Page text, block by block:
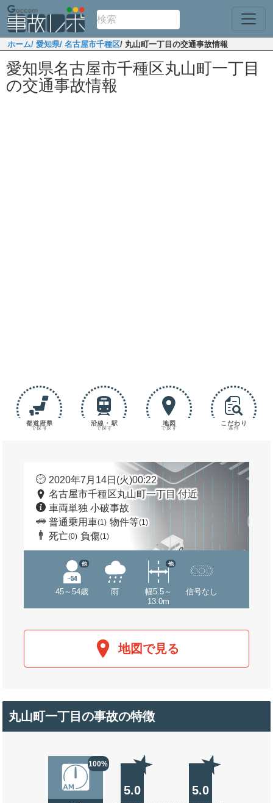
ホーム/ 愛知県/ 名古屋市千種区/ 丸山町一丁目の交通事故情報
愛知県名古屋市千種区丸山町一丁目
の交通事故情報
都道府県
で探す
沿線・駅
で探す
地図
で探す
こだわり
条件
2020年7月14日(火)00:22
名古屋市千種区丸山町一丁目 付近
車両単独 小破事故
普通乗用車(1) 物件等(1)
死亡(0) 負傷(1)
45～54歳
他
雨
幅5.5～
13.0m
他
信号なし
地図で見る
丸山町一丁目の事故の特徴
100%
5.0 5.0